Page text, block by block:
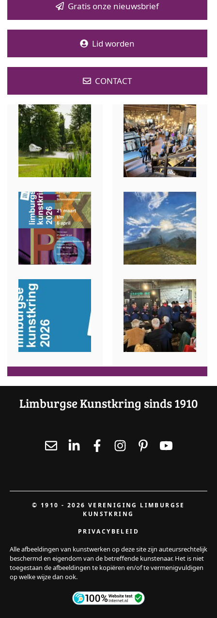
Gratis onze nieuwsbrief
Lid worden
CONTACT
Limburgse Kunstkring sinds 1910
© 1910 - 2026 VERENIGING LIMBURGSE
KUNSTKRING
PRIVACYBELEID
Alle afbeeldingen van kunstwerken op deze site zijn auteursrechtelijk
beschermd en eigendom van de betreffende kunstenaar. Het is niet
toegestaan de afbeeldingen te kopiëren en/of te vermenigvuldigen
op welke wijze dan ook.